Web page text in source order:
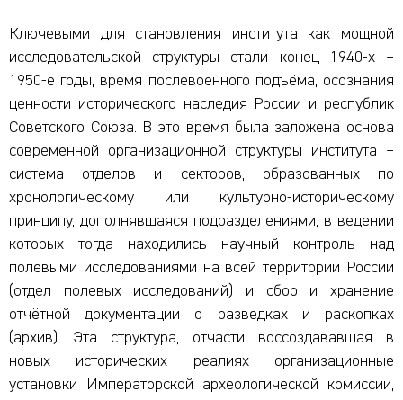
Ключевыми для становления института как мощной
исследовательской структуры стали конец 1940-х –
1950-е годы, время послевоенного подъёма, осознания
ценности исторического наследия России и республик
Советского Союза. В это время была заложена основа
современной организационной структуры института –
система отделов и секторов, образованных по
хронологическому или культурно-историческому
принципу, дополнявшаяся подразделениями, в ведении
которых тогда находились научный контроль над
полевыми исследованиями на всей территории России
(отдел полевых исследований) и сбор и хранение
отчётной документации о разведках и раскопках
(архив). Эта структура, отчасти воссоздававшая в
новых исторических реалиях организационные
установки Императорской археологической комиссии,